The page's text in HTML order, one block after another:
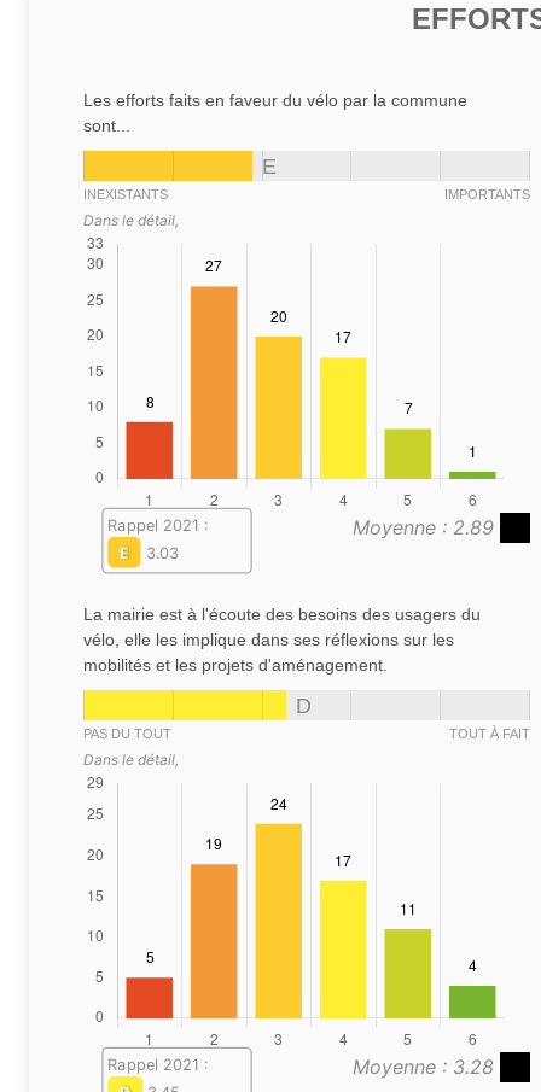
Les efforts faits en faveur du vélo par la commune
sont...
E
INEXISTANTS IMPORTANTS
Dans le détail,
Moyenne : 2.89
Rappel 2021 :
E
3.03
La mairie est à l'écoute des besoins des usagers du
vélo, elle les implique dans ses réflexions sur les
mobilités et les projets d'aménagement.
D
PAS DU TOUT TOUT À FAIT
Dans le détail,
Moyenne : 3.28
Rappel 2021 :